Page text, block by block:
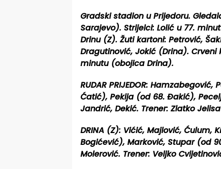
Gradski stadion u Prijedoru.
Sarajevo). Strijelci: Lolić u 77.
Drinu (Z). Žuti kartoni: Petrović,
Dragutinović, Jokić (Drina).
minutu (obojica Drina).
RUDAR PRIJEDOR:
Ćatić), Pekija (od 68. Đakić),
Jandrić, Dekić. Trener: Zlatko
DRINA (Z): Vićić, Majlović, Ćulum,
Bogićević), Marković, Stupar (od
Molerović. Trener: Veljko